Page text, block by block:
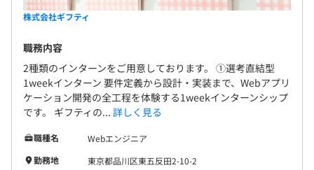
・自然発生的に個別のトピックスに関する勉強会や輪読会
・テックカンファレンスや外部コミュニティへの参加・ス
ポンサー活動を通して得た知見の社内で共有しています。
■技術書購入支援
・技術書は全額会社負担で購入可能です。
籍も自由に読むことが可能です。
株式会社ギフティ
職務内容
2種類のインターンをご用意しております。 ①選考直結型
1weekインターン 要件定義から設計・実装まで、Webアプリ
ケーション開発の全工程を体験する1weekインターンシップ
です。 ギフティの... 詳しく見る
職種名
Webエンジニア
勤務地
東京都品川区東五反田2-10-2